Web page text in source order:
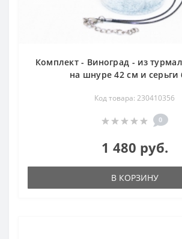
Комплект - Виноград - из
на шнуре 42 см и серьги
Код товара: 230410356
0
1 480 руб.
В КОРЗИНУ